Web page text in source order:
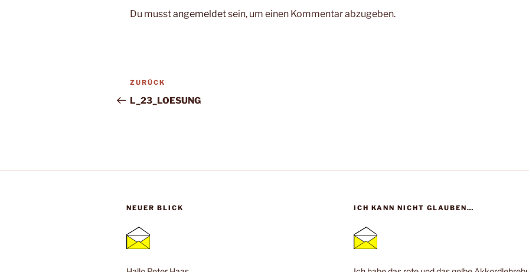
Du musstangemeldetsein, um einen Kommentar abzugeben.
Beitragsnavigation
Vorheriger
Beitrag
ZURÜCK
L_23_LOESUNG
NEUER BLICK ICH KANN NICHT GLAUBEN…